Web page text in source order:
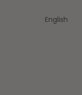
English